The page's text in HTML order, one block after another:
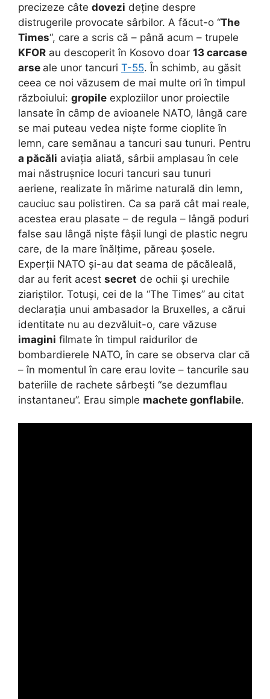
precizeze câte dovezi deține despre
distrugerile provocate sârbilor. A făcut-o “The
Times“, care a scris că – până acum – trupele
KFOR au descoperit în Kosovo doar 13 carcase
arse ale unor tancuri T-55. În schimb, au găsit
ceea ce noi văzusem de mai multe ori în timpul
războiului: gropile exploziilor unor proiectile
lansate în câmp de avioanele NATO, lângă care
se mai puteau vedea niște forme cioplite în
lemn, care semănau a tancuri sau tunuri. Pentru
a păcăli aviația aliată, sârbii amplasau în cele
mai năstrușnice locuri tancuri sau tunuri
aeriene, realizate în mărime naturală din lemn,
cauciuc sau polistiren. Ca sa pară cât mai reale,
acestea erau plasate – de regula – lângă poduri
false sau lângă niște fâșii lungi de plastic negru
care, de la mare înălțime, păreau șosele.
Experții NATO și-au dat seama de păcăleală,
dar au ferit acest secret de ochii și urechile
ziariștilor. Totuși, cei de la “The Times” au citat
declarația unui ambasador la Bruxelles, a cărui
identitate nu au dezvăluit-o, care văzuse
imagini filmate în timpul raidurilor de
bombardierele NATO, în care se observa clar că
– în momentul în care erau lovite – tancurile sau
bateriile de rachete sârbești “se dezumflau
instantaneu”. Erau simple machete gonflabile.